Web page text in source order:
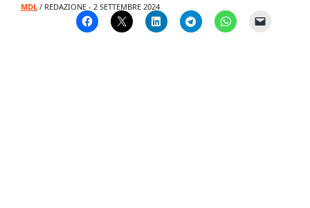
MDL / REDAZIONE - 2 SETTEMBRE 2024